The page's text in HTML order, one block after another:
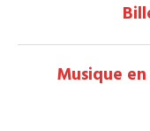
Musique